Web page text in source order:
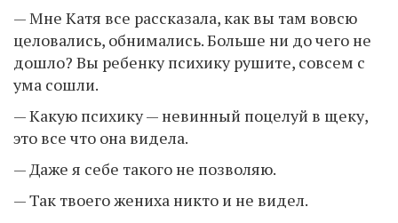
— Мне Катя все рассказала, как вы там вовсю
целовались, обнимались. Больше ни до чего не
дошло? Вы ребенку психику рушите, совсем с
ума сошли.
— Какую психику — невинный поцелуй в щеку,
это все что она видела.
— Даже я себе такого не позволяю.
— Так твоего жениха никто и не видел.